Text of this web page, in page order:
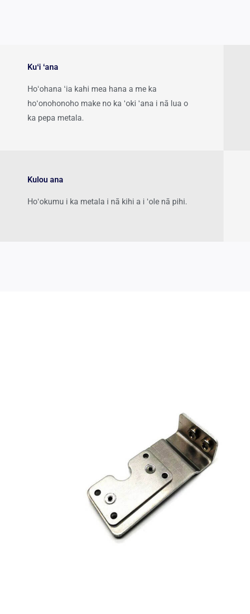
Kuʻi ʻana
Hoʻohana ʻia kahi mea hana a me ka
hoʻonohonoho make no ka ʻoki ʻana i nā lua o
ka pepa metala.
Kulou ana
Hoʻokumu i ka metala i nā kihi a i ʻole nā ​​pihi.